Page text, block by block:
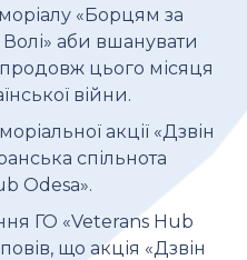
«Борцям за
Волі» аби вшанувати
цього місяця
війни.
акції «Дзвін
спільнота
Odesa».
ГО «Veterans Hub
що акція «Дзвін